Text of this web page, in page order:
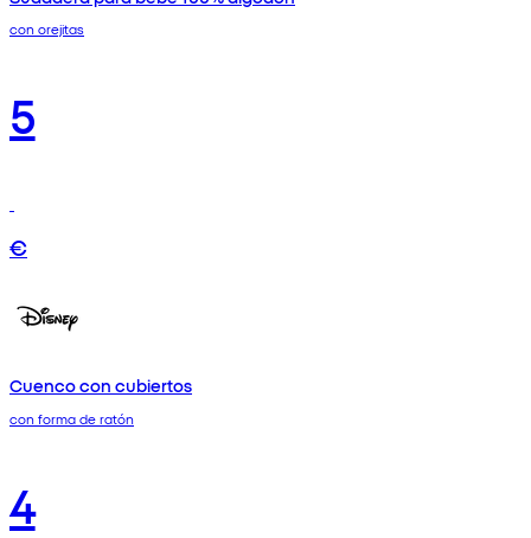
con orejitas
5
€
Cuenco con cubiertos
con forma de ratón
4